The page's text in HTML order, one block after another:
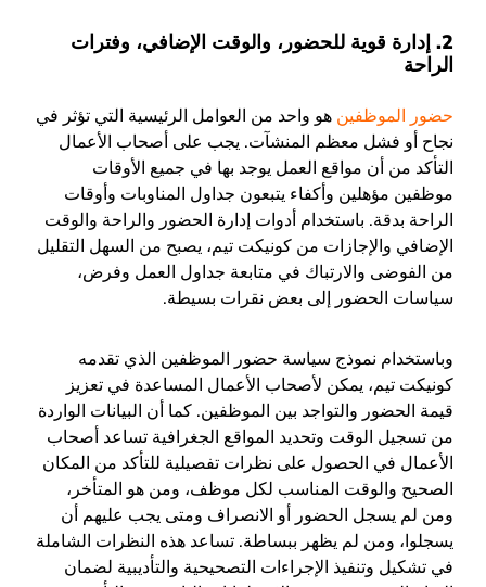
2. إدارة قوية للحضور، والوقت الإضافي، وفترات
الراحة
حضور الموظفين هو واحد من العوامل الرئيسية التي تؤثر في
نجاح أو فشل معظم المنشآت. يجب على أصحاب الأعمال
التأكد من أن مواقع العمل يوجد بها في جميع الأوقات
موظفين مؤهلين وأكفاء يتبعون جداول المناوبات وأوقات
الراحة بدقة. باستخدام أدوات إدارة الحضور والراحة والوقت
الإضافي والإجازات من كونيكت تيم، يصبح من السهل التقليل
من الفوضى والارتباك في متابعة جداول العمل وفرض،
سياسات الحضور إلى بعض نقرات بسيطة.
وباستخدام نموذج سياسة حضور الموظفين الذي تقدمه
كونيكت تيم، يمكن لأصحاب الأعمال المساعدة في تعزيز
قيمة الحضور والتواجد بين الموظفين. كما أن البيانات الواردة
من تسجيل الوقت وتحديد المواقع الجغرافية تساعد أصحاب
الأعمال في الحصول على نظرات تفصيلية للتأكد من المكان
الصحيح والوقت المناسب لكل موظف، ومن هو المتأخر،
ومن لم يسجل الحضور أو الانصراف ومتى يجب عليهم أن
يسجلوا، ومن لم يظهر ببساطة. تساعد هذه النظرات الشاملة
في تشكيل وتنفيذ الإجراءات التصحيحية والتأديبية لضمان